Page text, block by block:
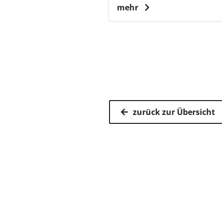
mehr
zurück zur Übersicht